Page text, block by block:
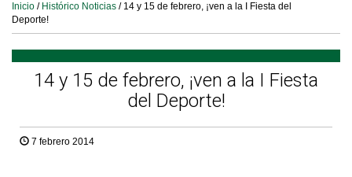
Inicio / Histórico Noticias / 14 y 15 de febrero, ¡ven a la I Fiesta del
Deporte!
14 y 15 de febrero, ¡ven a la I Fiesta
del Deporte!
7 febrero 2014